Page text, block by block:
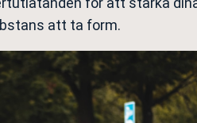
att ta form.